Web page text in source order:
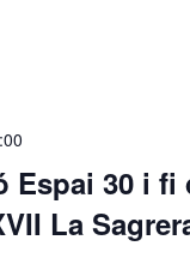
Espai 30 i fi
La